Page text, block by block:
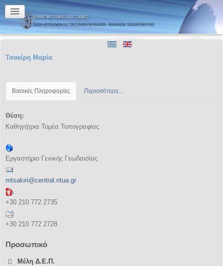
Τσακίρη Μαρία
Βασικές Πληροφορίες Περισσότερα...
Θέση:
Καθηγήτρια Τομέα Τοπογραφίας
Εργαστήριο Γενικής Γεωδαισίας
mtsakiri@central.ntua.gr
+30 210 772 2735
+30 210 772 2728
Προσωπικό
Μέλη Δ.Ε.Π.